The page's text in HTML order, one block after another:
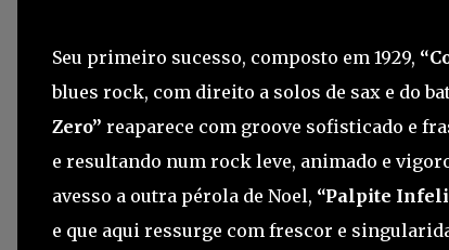
Seu primeiro sucesso, composto em 1929,
blues rock, com direito a solos de sax e do
Zero” reaparece com groove sofisticado e
e resultando num rock leve, animado e
avesso a outra pérola de Noel, “Palpite
e que aqui ressurge com frescor e